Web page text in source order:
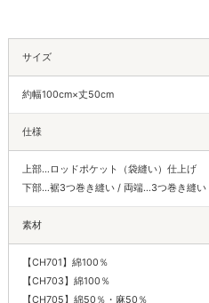
サイズ
約幅100cm×丈50cm
仕様
上部…ロッドポケット（袋縫い）仕上げ
下部…裾3つ巻き縫い / 両端…3つ巻き縫い
素材
【CH701】綿100％
【CH703】綿100％
【CH705】綿50％・麻50％